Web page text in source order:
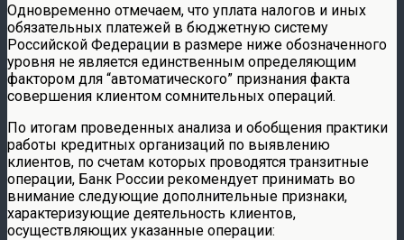
Одновременно отмечаем, что уплата налогов и иных
обязательных платежей в бюджетную систему
Российской Федерации в размере ниже обозначенного
уровня не является единственным определяющим
фактором для “автоматического” признания факта
совершения клиентом сомнительных операций.
По итогам проведенных анализа и обобщения практики
работы кредитных организаций по выявлению
клиентов, по счетам которых проводятся транзитные
операции, Банк России рекомендует принимать во
внимание следующие дополнительные признаки,
характеризующие деятельность клиентов,
осуществляющих указанные операции: